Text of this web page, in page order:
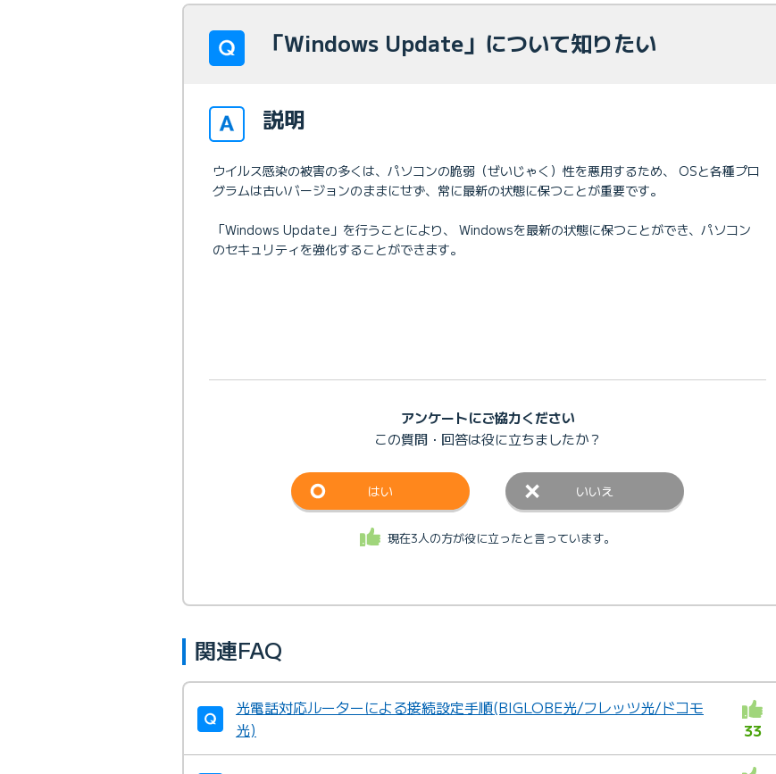
「Windows Update」について知りたい
説明
ウイルス感染の被害の多くは、パソコンの脆弱（ぜいじゃく）性を悪用するため、 OSと各種プロ
グラムは古いバージョンのままにせず、常に最新の状態に保つことが重要です。
「Windows Update」を行うことにより、 Windowsを最新の状態に保つことができ、パソコン
のセキュリティを強化することができます。
アンケートにご協力ください
この質問・回答は役に立ちましたか？
はい いいえ
現在3人の方が役に立ったと言っています。
関連FAQ
光電話対応ルーターによる接続設定手順(BIGLOBE光/フレッツ光/ドコモ
光)
33